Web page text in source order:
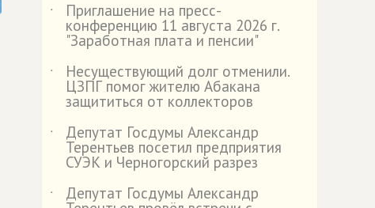
˙ Приглашение на пресс-
конференцию 11 августа 2026 г.
"Заработная плата и пенсии"
˙
Несуществующий долг отменили.
ЦЗПГ помог жителю Абакана
защититься от коллекторов
˙
Депутат Госдумы Александр
Терентьев посетил предприятия
СУЭК и Черногорский разрез
˙
Депутат Госдумы Александр